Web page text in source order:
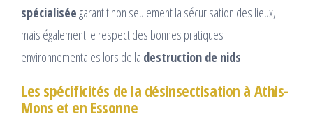
spécialiséegarantit non seulement la sécurisation des lieux,
mais également le respect des bonnes pratiques
environnementales lors de la destruction de nids.
Les spécificités de la désinsectisation à Athis-
Mons et en Essonne